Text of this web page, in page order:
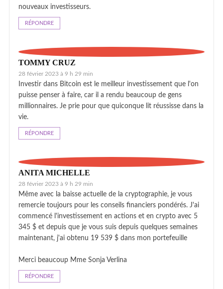
nouveaux investisseurs.
RÉPONDRE
TOMMY CRUZ
28 février 2023 à 9 h 29 min
Investir dans Bitcoin est le meilleur investissement que l'on
puisse penser à faire, car il a rendu beaucoup de gens
millionnaires. Je prie pour que quiconque lit réussisse dans la
vie.
RÉPONDRE
ANITA MICHELLE
28 février 2023 à 9 h 29 min
Même avec la baisse actuelle de la cryptographie, je vous
remercie toujours pour les conseils financiers pondérés. J'ai
commencé l'investissement en actions et en crypto avec 5
345 $ et depuis que je vous suis depuis quelques semaines
maintenant, j'ai obtenu 19 539 $ dans mon portefeuille
Merci beaucoup Mme Sonja Verlina
RÉPONDRE